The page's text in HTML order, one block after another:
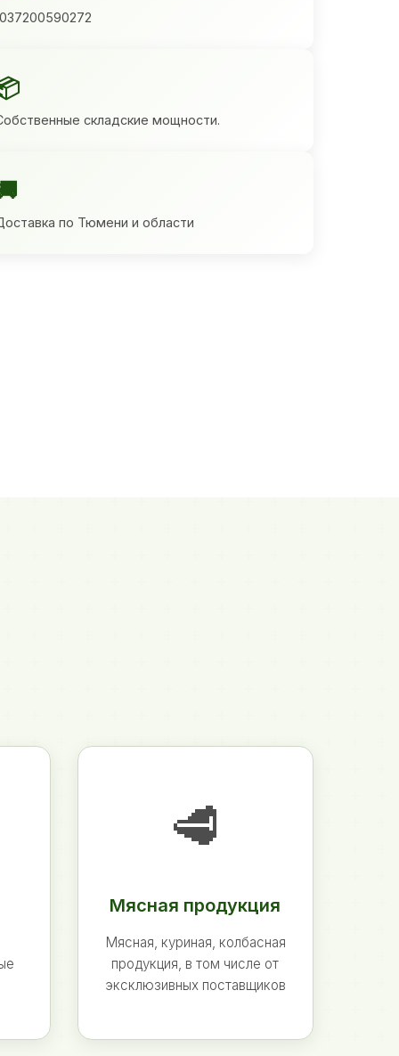
складские мощности.
по Тюмени и области
🥩
Мясная продукция
Мясная, куриная, колбасная
продукция, в том числе от
эксклюзивных поставщиков